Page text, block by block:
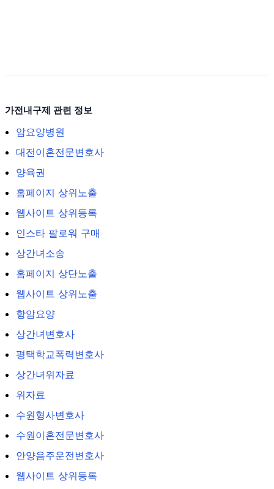
가전내구제 관련 정보
암요양병원
대전이혼전문변호사
양육권
홈페이지 상위노출
웹사이트 상위등록
인스타 팔로워 구매
상간녀소송
홈페이지 상단노출
웹사이트 상위노출
항암요양
상간녀변호사
평택학교폭력변호사
상간녀위자료
위자료
수원형사변호사
수원이혼전문변호사
안양음주운전변호사
웹사이트 상위등록